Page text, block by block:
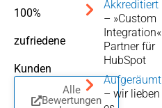
100%
zufriedene
Kunden
Alle
Bewertungen
Akkreditiert
– »Custom
Integration«
Partner für
HubSpot
Aufgeräumt
– wir lieben